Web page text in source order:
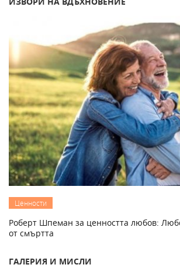
Ценности
Роберт Шпеман за ценността любов:
от смъртта
ГАЛЕРИЯ И МИСЛИ